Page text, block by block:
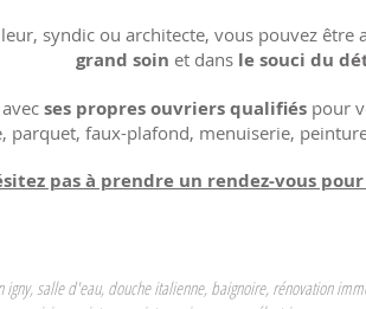
syndic ou architecte,​​ vous pouvez être
grand soin et dans ​​ le souci du
avec ses propresouvriersqualifiés pour
parquet, faux-plafond, menuiserie,
pas à prendre un rendez-vous
igny, salle d'eau, douche italienne, baignoire, rénovation